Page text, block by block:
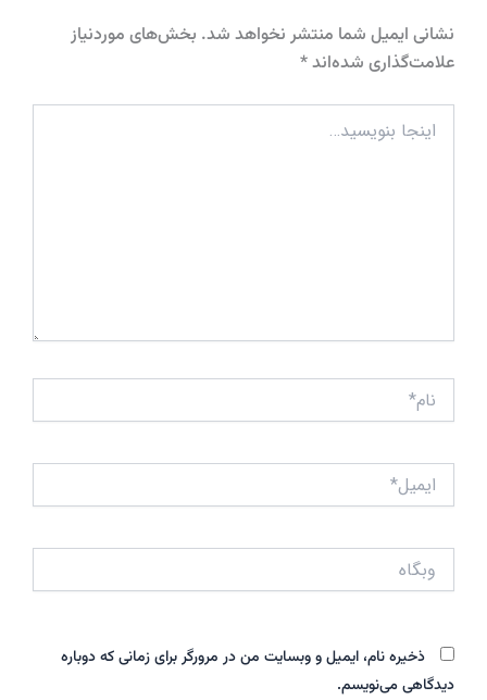
نشانی ایمیل شما منتشر نخواهد شد. بخش‌های موردنیاز
علامت‌گذاری شده‌اند*
بنویسید…
ایمیل*
ذخیره نام، ایمیل و وبسایت من در مرورگر برای زمانی که دوباره
دیدگاهی می‌نویسم.